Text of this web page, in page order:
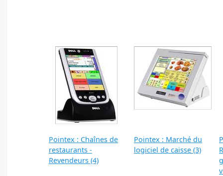
Pointex : Chaînes de
restaurants -
Revendeurs (4)
Pointex : Marché du
logiciel de caisse (3)